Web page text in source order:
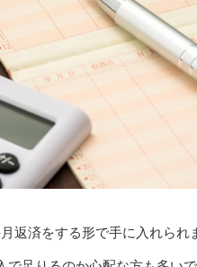
返済をする形で手に入れられ